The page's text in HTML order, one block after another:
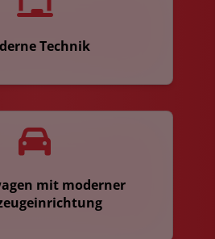
Technik
mit moderner